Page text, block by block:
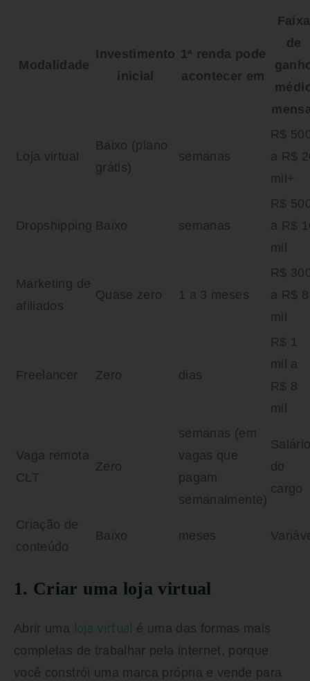
Modalidade
Investimento
inicial
1ª renda pode
acontecer em
Faixa
de
Loja virtual
Baixo (plano
grátis)
semanas
R$
a R$
mil+
Dropshipping Baixo semanas
R$
a R$
mil
Marketing de
afiliados
Quase zero 1 a 3 meses
R$
a R$ 8
mil
Freelancer Zero dias
R$ 1
mil a
R$ 8
mil
Vaga remota
CLT
Zero
semanas (em
vagas que
pagam
semanalmente)
do
cargo
Criação de
conteúdo
Baixo meses
1. Criar uma loja virtual
Abrir uma loja virtual é uma das formas mais
completas de trabalhar pela internet, porque
você constrói uma marca própria e vende para